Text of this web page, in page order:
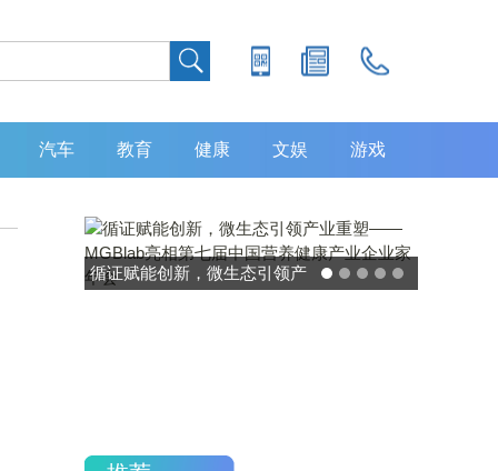
汽车 教育 健康 文娱 游戏
灵敏度超 80% 特异性 99%！